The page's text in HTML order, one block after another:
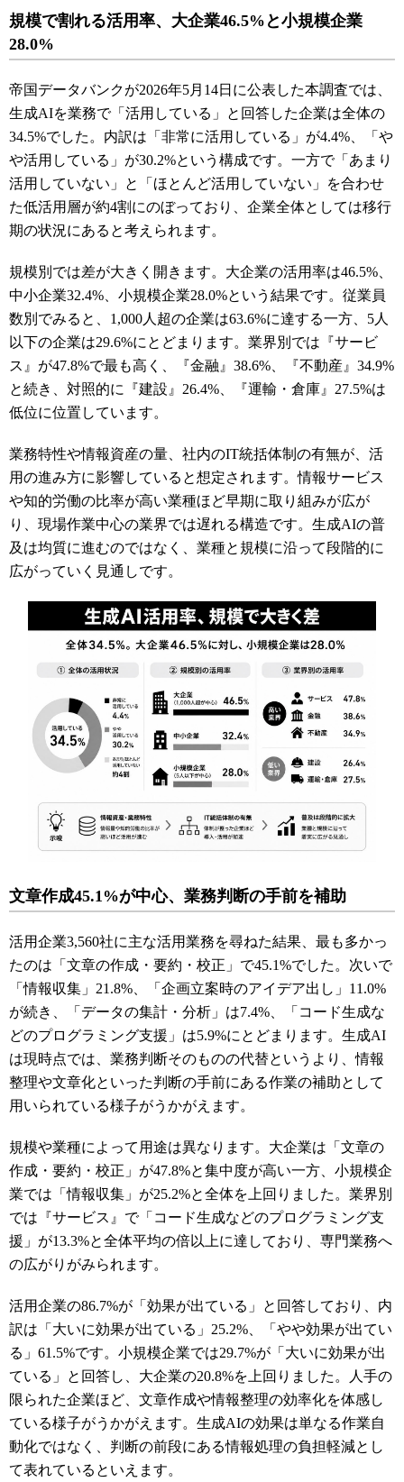
規模で割れる活用率、大企業46.5%と小規模企業
28.0%
帝国データバンクが2026年5月14日に公表した本調査では、
生成AIを業務で「活用している」と回答した企業は全体の
34.5%でした。内訳は「非常に活用している」が4.4%、「や
や活用している」が30.2%という構成です。一方で「あまり
活用していない」と「ほとんど活用していない」を合わせ
た低活用層が約4割にのぼっており、企業全体としては移行
期の状況にあると考えられます。
規模別では差が大きく開きます。大企業の活用率は46.5%、
中小企業32.4%、小規模企業28.0%という結果です。従業員
数別でみると、1,000人超の企業は63.6%に達する一方、5人
以下の企業は29.6%にとどまります。業界別では『サービ
ス』が47.8%で最も高く、『金融』38.6%、『不動産』34.9%
と続き、対照的に『建設』26.4%、『運輸・倉庫』27.5%は
低位に位置しています。
業務特性や情報資産の量、社内のIT統括体制の有無が、活
用の進み方に影響していると想定されます。情報サービス
や知的労働の比率が高い業種ほど早期に取り組みが広が
り、現場作業中心の業界では遅れる構造です。生成AIの普
及は均質に進むのではなく、業種と規模に沿って段階的に
広がっていく見通しです。
文章作成45.1%が中心、業務判断の手前を補助
活用企業3,560社に主な活用業務を尋ねた結果、最も多かっ
たのは「文章の作成・要約・校正」で45.1%でした。次いで
「情報収集」21.8%、「企画立案時のアイデア出し」11.0%
が続き、「データの集計・分析」は7.4%、「コード生成な
どのプログラミング支援」は5.9%にとどまります。生成AI
は現時点では、業務判断そのものの代替というより、情報
整理や文章化といった判断の手前にある作業の補助として
用いられている様子がうかがえます。
規模や業種によって用途は異なります。大企業は「文章の
作成・要約・校正」が47.8%と集中度が高い一方、小規模企
業では「情報収集」が25.2%と全体を上回りました。業界別
では『サービス』で「コード生成などのプログラミング支
援」が13.3%と全体平均の倍以上に達しており、専門業務へ
の広がりがみられます。
活用企業の86.7%が「効果が出ている」と回答しており、内
訳は「大いに効果が出ている」25.2%、「やや効果が出てい
る」61.5%です。小規模企業では29.7%が「大いに効果が出
ている」と回答し、大企業の20.8%を上回りました。人手の
限られた企業ほど、文章作成や情報整理の効率化を体感し
ている様子がうかがえます。生成AIの効果は単なる作業自
動化ではなく、判断の前段にある情報処理の負担軽減とし
て表れているといえます。